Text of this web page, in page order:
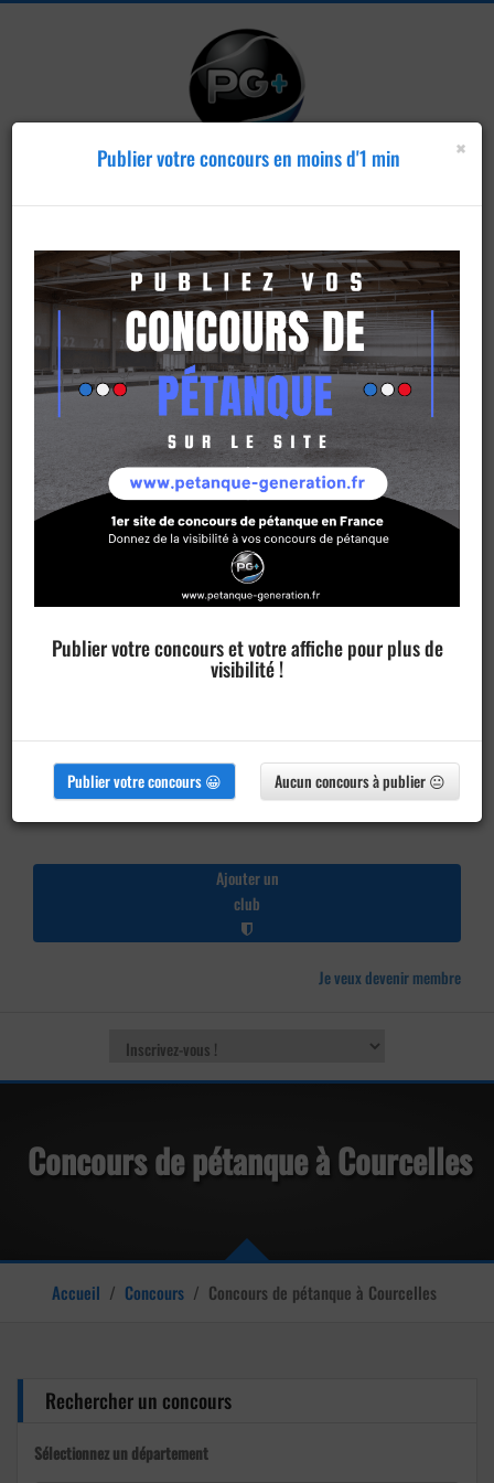
Publier un
concours
Ajouter un
club
Je veux devenir membre
Concours de pétanque à Courcelles
Accueil / Concours / Concours de pétanque à Courcelles
Rechercher un concours
Sélectionnez un département
×
Publier votre concours en moins d'1 min
Publier votre concours et votre affiche pour plus de
visibilité !
Publier votre concours 😀 Aucun concours à publier 😐